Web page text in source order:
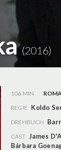
(2016)
106 MIN
REGIE Koldo
DREHBUCH
CAST James
Bárbara